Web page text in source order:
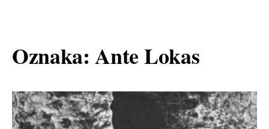
Oznaka:Ante Lokas